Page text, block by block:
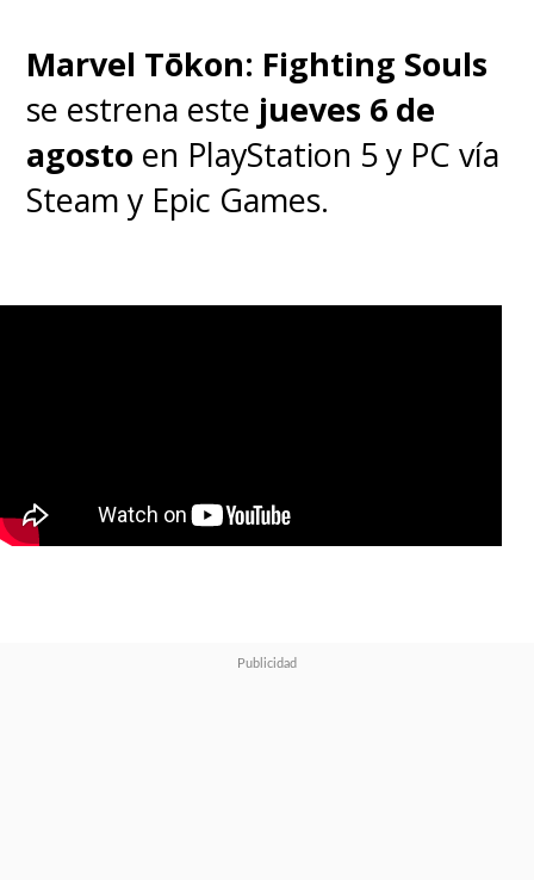
Marvel Tōkon: Fighting Souls
se estrena este jueves 6 de
agosto en PlayStation 5 y PC vía
Steam y Epic Games.